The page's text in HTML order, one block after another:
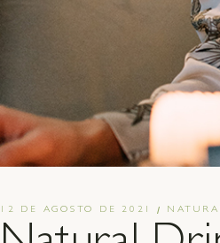
12 DE AGOSTO DE 2021